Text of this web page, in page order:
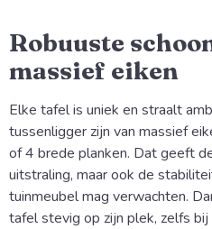
Robuuste
massief eiken
Elke tafel is uniek en straalt
tussenligger zijn van massief
of 4 brede planken. Dat geeft
uitstraling, maar ook de
tuinmeubel mag verwachten.
tafel stevig op zijn plek, zelfs